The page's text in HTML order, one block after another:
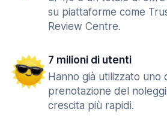
su piattaforme come
Review Centre.
7 milioni di utenti
Hanno già utilizzato uno
prenotazione del
crescita più rapidi.